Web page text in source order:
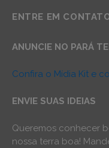
ENTRE EM
ANUNCIE NO PARÁ
Confira o Mídia Kit e
ENVIE SUAS IDEIAS
Queremos conhecer
nossa terra boa!